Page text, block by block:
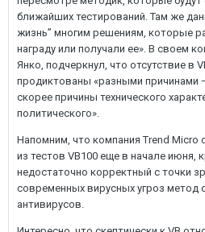
ближайших тестирований. Там же
жизнь” многим решениям, которые
награду или получали ее». В своем
Янко, подчеркнул, что отсутствие в
продиктованы «разными причинами
скорее причины технического
политического».
Напомним, что компания Trend Micro
из тестов VB100 еще в начале июня,
недостаточно корректный с точки
современных вирусных угроз метод
антивирусов.